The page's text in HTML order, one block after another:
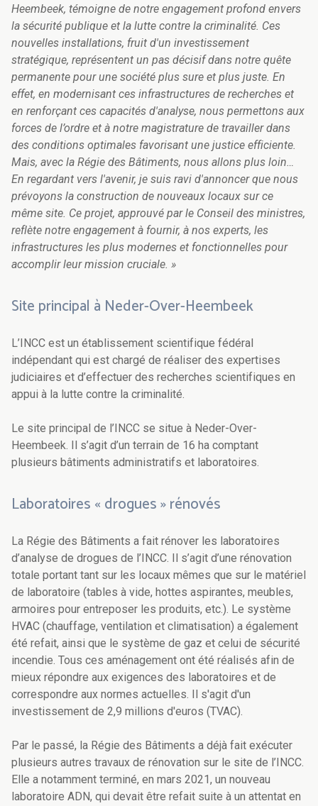
Heembeek, témoigne de notre engagement profond envers
la sécurité publique et la lutte contre la criminalité. Ces
nouvelles installations, fruit d'un investissement
stratégique, représentent un pas décisif dans notre quête
permanente pour une société plus sure et plus juste. En
effet, en modernisant ces infrastructures de recherches et
en renforçant ces capacités d'analyse, nous permettons aux
forces de l’ordre et à notre magistrature de travailler dans
des conditions optimales favorisant une justice efficiente.
Mais, avec la Régie des Bâtiments, nous allons plus loin…
En regardant vers l'avenir, je suis ravi d'annoncer que nous
prévoyons la construction de nouveaux locaux sur ce
même site. Ce projet, approuvé par le Conseil des ministres,
reflète notre engagement à fournir, à nos experts, les
infrastructures les plus modernes et fonctionnelles pour
accomplir leur mission cruciale. »
Site principal à Neder-Over-Heembeek
L’INCC est un établissement scientifique fédéral
indépendant qui est chargé de réaliser des expertises
judiciaires et d’effectuer des recherches scientifiques en
appui à la lutte contre la criminalité.
Le site principal de l’INCC se situe à Neder-Over-
Heembeek. Il s’agit d’un terrain de 16 ha comptant
plusieurs bâtiments administratifs et laboratoires.
Laboratoires « drogues » rénovés
La Régie des Bâtiments a fait rénover les laboratoires
d’analyse de drogues de l’INCC. Il s’agit d’une rénovation
totale portant tant sur les locaux mêmes que sur le matériel
de laboratoire (tables à vide, hottes aspirantes, meubles,
armoires pour entreposer les produits, etc.). Le système
HVAC (chauffage, ventilation et climatisation) a également
été refait, ainsi que le système de gaz et celui de sécurité
incendie. Tous ces aménagement ont été réalisés afin de
mieux répondre aux exigences des laboratoires et de
correspondre aux normes actuelles. Il s'agit d'un
investissement de 2,9 millions d'euros (TVAC).
Par le passé, la Régie des Bâtiments a déjà fait exécuter
plusieurs autres travaux de rénovation sur le site de l’INCC.
Elle a notamment terminé, en mars 2021, un nouveau
laboratoire ADN, qui devait être refait suite à un attentat en